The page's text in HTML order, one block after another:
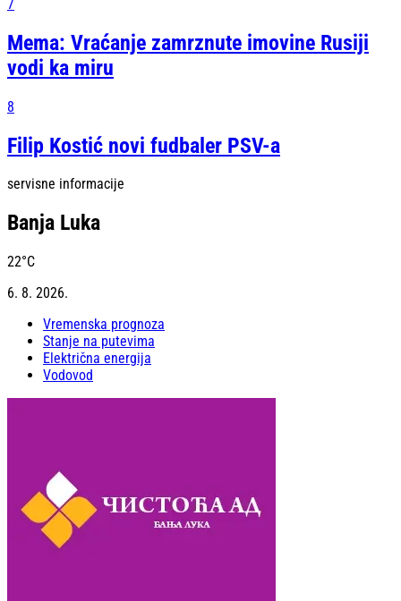
7
Mema: Vraćanje zamrznute imovine Rusiji
vodi ka miru
8
Filip Kostić novi fudbaler PSV-a
servisne informacije
Banja Luka
22°C
6. 8. 2026.
Vremenska prognoza
Stanje na putevima
Električna energija
Vodovod